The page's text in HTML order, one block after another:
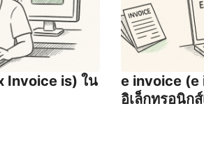
Invoice is) ใน
e invoice (e
อิเล็กทรอนิก